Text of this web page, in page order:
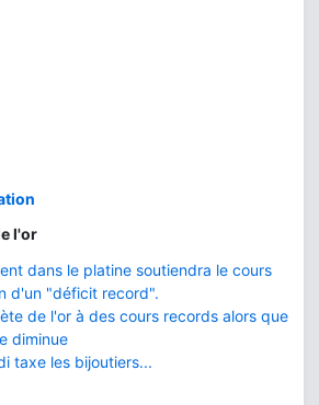
l'or
dans le platine soutiendra le cours
d'un "déficit record".
de l'or à des cours records alors que
diminue
taxe les bijoutiers...